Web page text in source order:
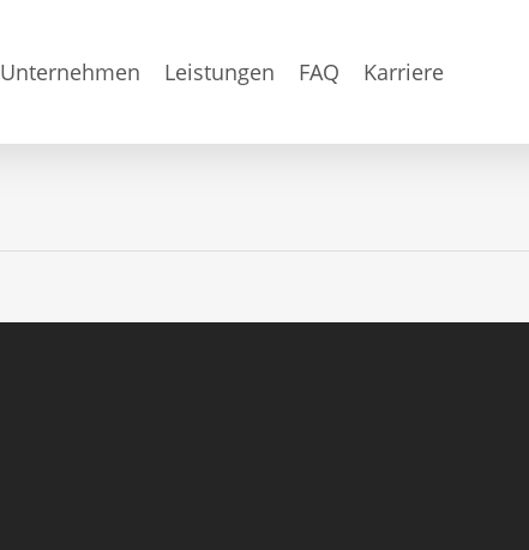
Unternehmen Leistungen FAQ Karriere